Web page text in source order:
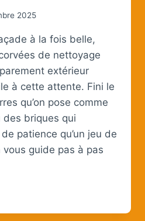
2025
à la fois belle,
de nettoyage
extérieur
à cette attente. Fini le
qu’on pose comme
des briques qui
patience qu’un jeu de
guide pas à pas